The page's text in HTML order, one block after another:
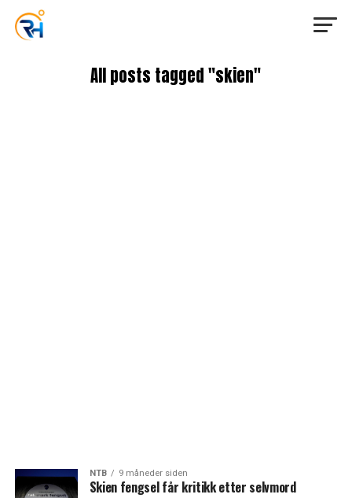
All posts tagged "skien"
NTB 9 måneder siden
Skien fengsel får kritikk etter selvmord